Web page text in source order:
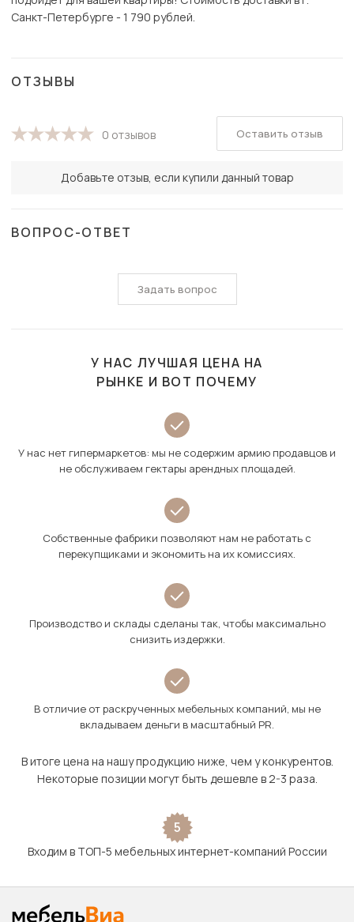
Санкт-Петербурге - 1 790 рублей.
ОТЗЫВЫ
0 отзывов
Добавьте отзыв, если купили данный товар
Оставить отзыв
ВОПРОС-ОТВЕТ
Задать вопрос
У НАС ЛУЧШАЯ ЦЕНА НА
РЫНКЕ И ВОТ ПОЧЕМУ
У нас нет гипермаркетов: мы не содержим армию продавцов и
не обслуживаем гектары арендных площадей.
Собственные фабрики позволяют нам не работать с
перекупщиками и экономить на их комиссиях.
Производство и склады сделаны так, чтобы максимально
снизить издержки.
В отличие от раскрученных мебельных компаний, мы не
вкладываем деньги в масштабный PR.
В итоге цена на нашу продукцию ниже, чем у конкурентов.
Некоторые позиции могут быть дешевле в 2-3 раза.
5
Входим в ТОП-5 мебельных интернет-компаний России